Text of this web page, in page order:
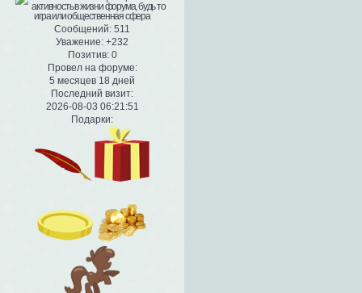
Сообщений: 511
Уважение: +232
Позитив: 0
Провел на форуме:
5 месяцев 18 дней
Последний визит:
2026-08-03 06:21:51
Подарки: